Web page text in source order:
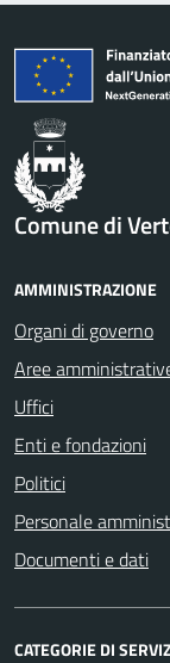
Comune di
AMMINISTRAZIONE
Organi di governo
Aree
Uffici
Enti e fondazioni
Politici
Personale
Documenti e dati
CATEGORIE DI